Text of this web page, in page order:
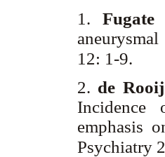
1.
12: 1-9.
2. de
Incidence
emphasis
Psychiatry